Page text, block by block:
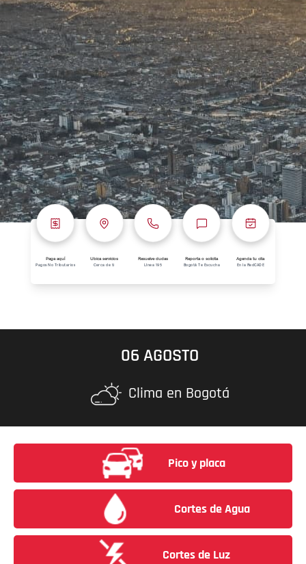
Paga aquí
Pagos No Tributarios
Ubica servicios
Cerca de ti
Resuelve dudas
Línea 195
Reporta o solicita
Bogotá Te Escucha
Agenda tu cita
En la RedCADE
06 AGOSTO
Clima en Bogotá
Pico y placa
Cortes de Agua
Cortes de Luz